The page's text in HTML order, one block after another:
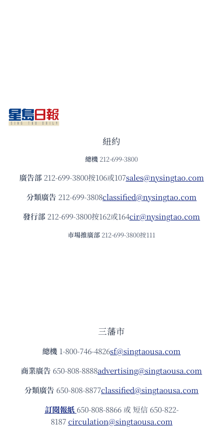
紐約
總機 212-699-3800
廣告部212-699-3800按106或107sales@nysingtao.com
分類廣告 212-699-3808classified@nysingtao.com
發⾏部 212-699-3800按162或164cir@nysingtao.com
市場推廣部 212-699-3800按111
三藩市
總機 1-800-746-4826sf@singtaousa.com
商業廣告 650-808-8888advertising@singtaousa.com
分類廣告 650-808-8877classified@singtaousa.com
訂閱報紙 650-808-8866 或 短信 650-822-
8187circulation@singtaousa.com